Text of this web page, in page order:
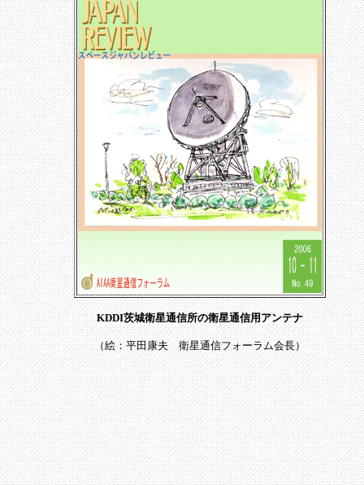
KDDI茨城衛星通信所の衛星通信用アンテナ
（絵：平田康夫 衛星通信フォーラム会長）